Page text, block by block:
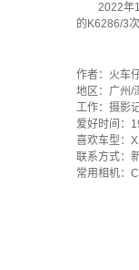
2022年
的K6286/3
作者：火车
地区：广州/
工作：摄影
爱好时间：
喜欢车型：
联系方式：
常用相机：